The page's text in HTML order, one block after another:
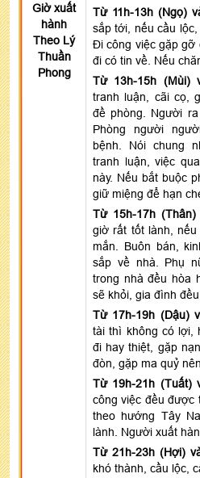
Giờ xuất
hành
Theo Lý
Thuần
Phong
Từ 11h-13h (Ngọ)
sắp tới, nếu cầu
Đi công việc gặp gỡ
đi có tin về. Nếu
Từ 13h-15h (Mùi)
tranh luận, cãi cọ,
đề phòng. Người
Phòng người
bệnh. Nói chung
tranh luận, việc
này. Nếu bắt buộc
giữ miệng để hạn
Từ 15h-17h
giờ rất tốt lành,
mắn. Buôn bán,
sắp về nhà. Phụ
trong nhà đều hòa
sẽ khỏi, gia đình
Từ 17h-19h (Dậu)
tài thì không có lợi,
đi hay thiệt, gặp
đòn, gặp ma quỷ
Từ 19h-21h (Tuất)
công việc đều được
theo hướng Tây
lành. Người xuất
Từ 21h-23h (Hợi)
khó thành, cầu lộc,